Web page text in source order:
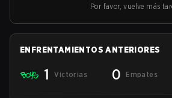
Por favor, vuelve más
ENFRENTAMIENTOS ANTERIORES
1 Victorias 0 Empates